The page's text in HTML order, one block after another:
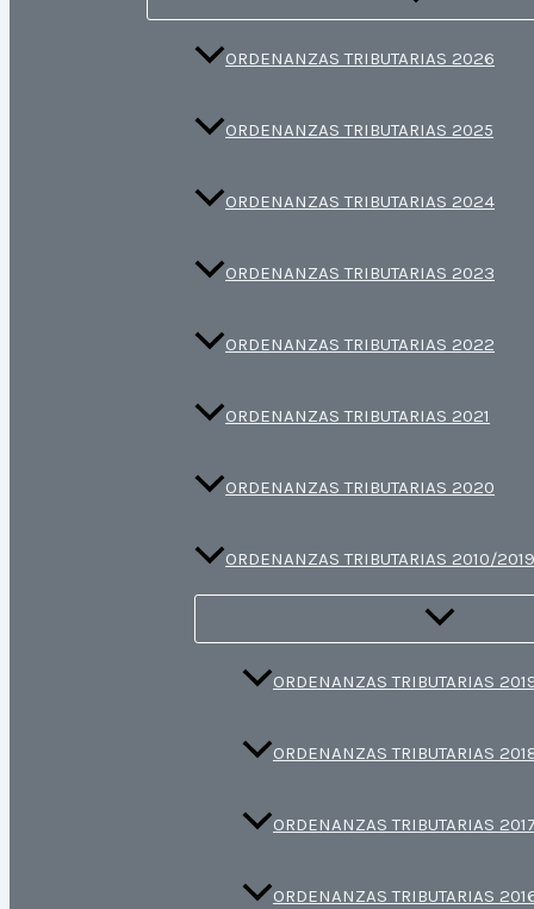
ORDENANZAS TRIBUTARIAS 2026
ORDENANZAS TRIBUTARIAS 2025
ORDENANZAS TRIBUTARIAS 2024
ORDENANZAS TRIBUTARIAS 2023
ORDENANZAS TRIBUTARIAS 2022
ORDENANZAS TRIBUTARIAS 2021
ORDENANZAS TRIBUTARIAS 2020
ORDENANZAS TRIBUTARIAS 2010/2019
ORDENANZAS TRIBUTARIAS
ORDENANZAS TRIBUTARIAS
ORDENANZAS TRIBUTARIAS 2017
ORDENANZAS TRIBUTARIAS